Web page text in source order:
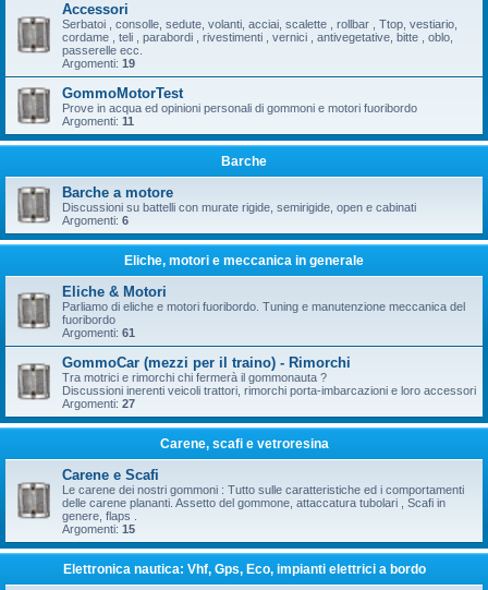
Accessori
Serbatoi , consolle, sedute, volanti, acciai, scalette , rollbar , Ttop, vestiario,
cordame , teli , parabordi , rivestimenti , vernici , antivegetative, bitte , oblo,
passerelle ecc.
Argomenti: 19
GommoMotorTest
Prove in acqua ed opinioni personali di gommoni e motori fuoribordo
Argomenti: 11
Barche
Barche a motore
Discussioni su battelli con murate rigide, semirigide, open e cabinati
Argomenti: 6
Eliche, motori e meccanica in generale
Eliche & Motori
Parliamo di eliche e motori fuoribordo. Tuning e manutenzione meccanica del
fuoribordo
Argomenti: 61
GommoCar (mezzi per il traino) - Rimorchi
Tra motrici e rimorchi chi fermerà il gommonauta ?
Discussioni inerenti veicoli trattori, rimorchi porta-imbarcazioni e loro accessori
Argomenti: 27
Carene, scafi e vetroresina
Carene e Scafi
Le carene dei nostri gommoni : Tutto sulle caratteristiche ed i comportamenti
delle carene plananti. Assetto del gommone, attaccatura tubolari , Scafi in
genere, flaps .
Argomenti: 15
Elettronica nautica: Vhf, Gps, Eco, impianti elettrici a bordo